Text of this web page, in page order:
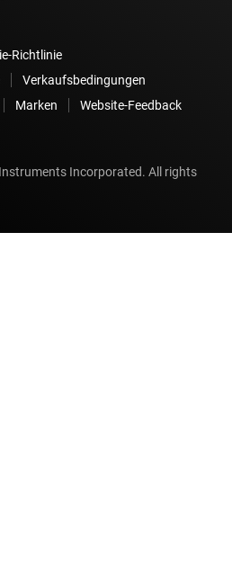
Richtlinie
Verkaufsbedingungen
Marken
Website-Feedback
Incorporated. All rights